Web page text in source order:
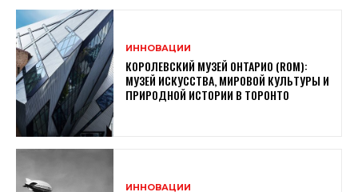
ИННОВАЦИИ
КОРОЛЕВСКИЙ МУЗЕЙ ОНТАРИО (ROM):
МУЗЕЙ ИСКУССТВА, МИРОВОЙ КУЛЬТУРЫ И
ПРИРОДНОЙ ИСТОРИИ В ТОРОНТО
ИННОВАЦИИ